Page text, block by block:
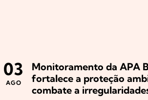
03
AGO
Monitoramento da APA
fortalece a proteção
combate a